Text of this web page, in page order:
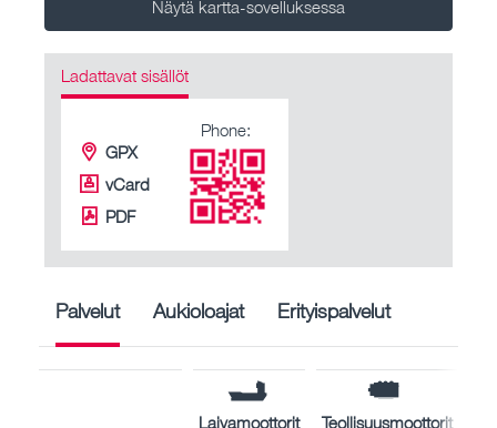
Näytä kartta-sovelluksessa
Ladattavat sisällöt
GPX
vCard
PDF
Phone:
Palvelut Aukioloajat Erityispalvelut
Laivamoottorit
Teollisuusmoottorit